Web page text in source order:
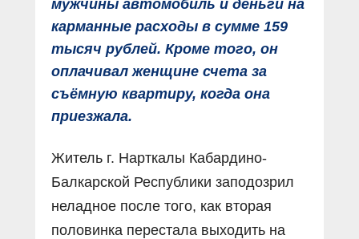
мужчины автомобиль и деньги на
карманные расходы в сумме 159
тысяч рублей. Кроме того, он
оплачивал женщине счета за
съёмную квартиру, когда она
приезжала.
Житель г. Нарткалы Кабардино-
Балкарской Республики заподозрил
неладное после того, как вторая
половинка перестала выходить на